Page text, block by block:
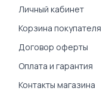
Личный кабинет
Корзина покупателя
Договор оферты
Оплата и гарантия
Контакты магазина